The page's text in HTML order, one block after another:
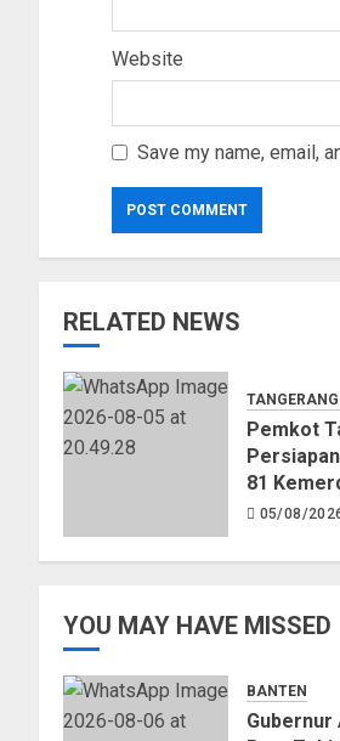
Website
Save my name, email,
RELATED NEWS
Pemkot
81
05/08/
YOU MAY HAVE MISSED
BANTEN
Gubernur